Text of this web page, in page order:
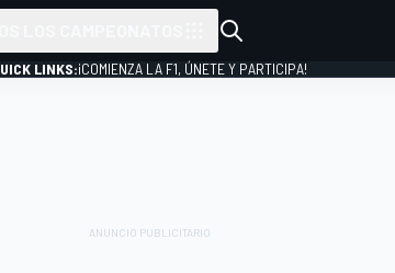
LINKS:¡COMIENZA LA F1, ÚNETE Y PARTICIPA!